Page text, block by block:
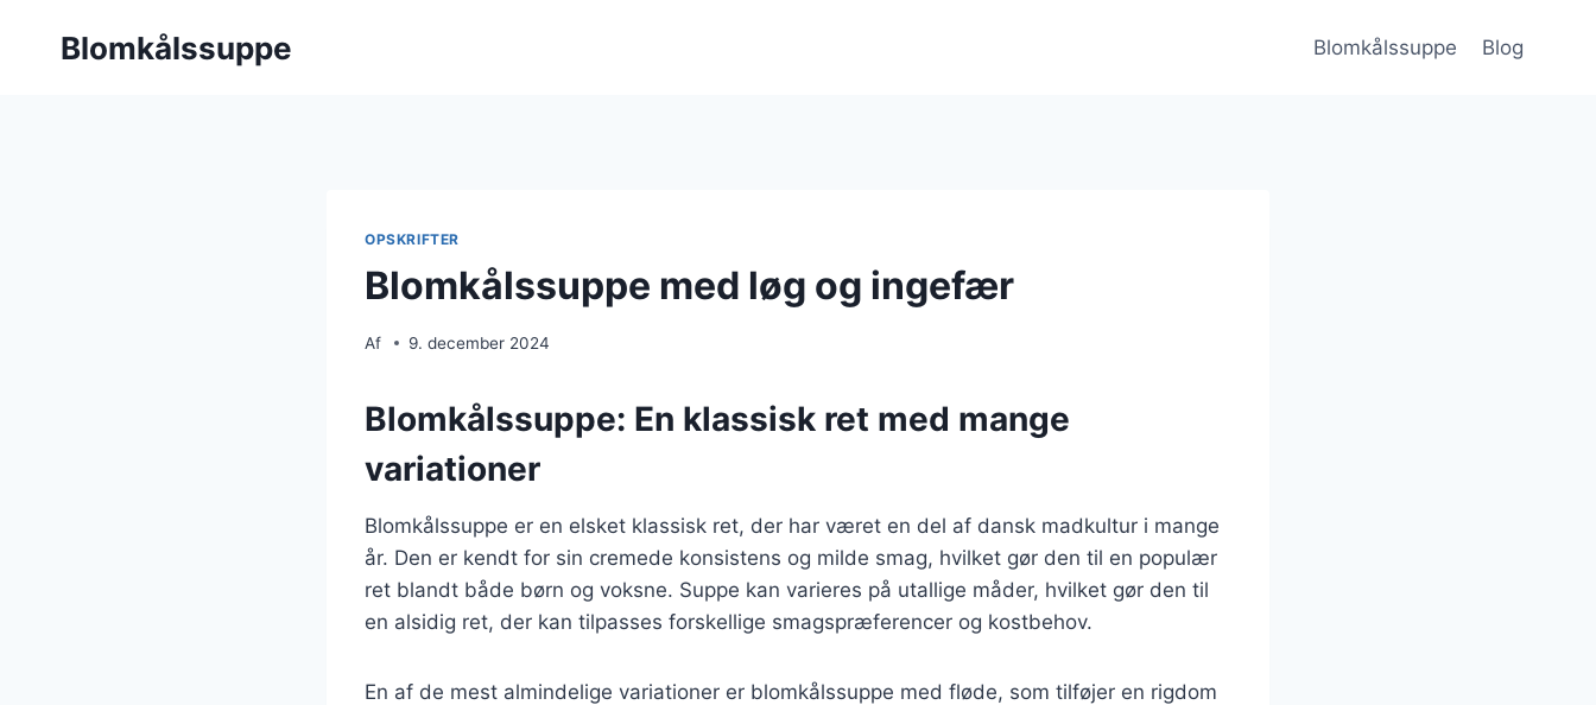
Blomkålssuppe Blomkålssuppe Blog
OPSKRIFTER
Blomkålssuppe med løg og ingefær
Af 9. december 2024
Blomkålssuppe: En klassisk ret med mange
variationer
Blomkålssuppe er en elsket klassisk ret, der har været en del af dansk madkultur i mange
år. Den er kendt for sin cremede konsistens og milde smag, hvilket gør den til en populær
ret blandt både børn og voksne. Suppe kan varieres på utallige måder, hvilket gør den til
en alsidig ret, der kan tilpasses forskellige smagspræferencer og kostbehov.
En af de mest almindelige variationer er blomkålssuppe med fløde, som tilføjer en rigdom